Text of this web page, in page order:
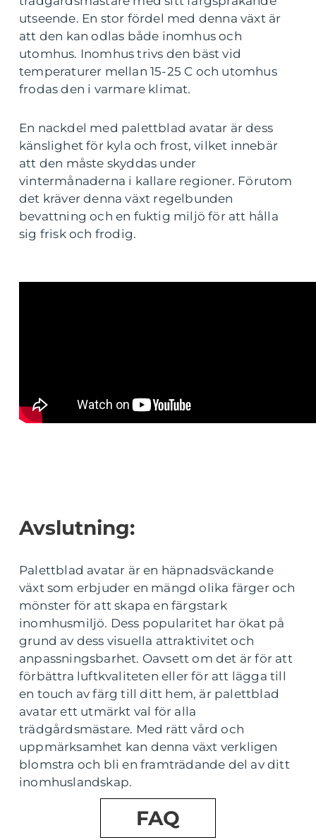
utseende. En stor fördel med denna växt är
att den kan odlas både inomhus och
utomhus. Inomhus trivs den bäst vid
temperaturer mellan 15-25 C och utomhus
frodas den i varmare klimat.
En nackdel med palettblad avatar är dess
känslighet för kyla och frost, vilket innebär
att den måste skyddas under
vintermånaderna i kallare regioner. Förutom
det kräver denna växt regelbunden
bevattning och en fuktig miljö för att hålla
sig frisk och frodig.
Avslutning:
Palettblad avatar är en häpnadsväckande
växt som erbjuder en mängd olika färger och
mönster för att skapa en färgstark
inomhusmiljö. Dess popularitet har ökat på
grund av dess visuella attraktivitet och
anpassningsbarhet. Oavsett om det är för att
förbättra luftkvaliteten eller för att lägga till
en touch av färg till ditt hem, är palettblad
avatar ett utmärkt val för alla
trädgårdsmästare. Med rätt vård och
uppmärksamhet kan denna växt verkligen
blomstra och bli en framträdande del av ditt
inomhuslandskap.
FAQ